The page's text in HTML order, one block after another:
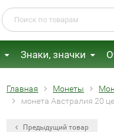
Знаки, значки
Главная Монеты
монета Австралия 20
Предыдущий товар